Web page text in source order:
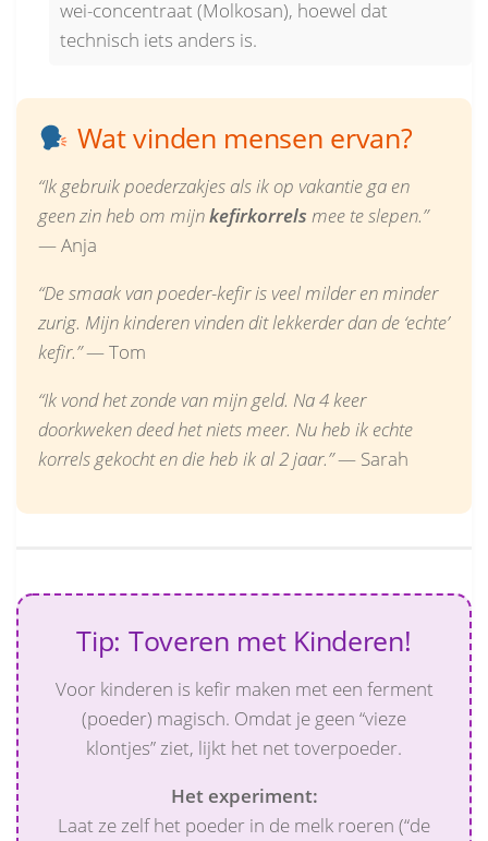
wei-concentraat (Molkosan), hoewel dat
technisch iets anders is.
Wat vinden mensen ervan?
“Ik gebruik poederzakjes als ik op vakantie ga en
geen zin heb om mijnkefirkorrels mee te slepen.”
— Anja
“De smaak van poeder-kefir is veel milder en minder
zurig. Mijn kinderen vinden dit lekkerder dan de ‘echte’
kefir.”— Tom
“Ik vond het zonde van mijn geld. Na 4 keer
doorkweken deed het niets meer. Nu heb ik echte
korrels gekocht en die heb ik al 2 jaar.”— Sarah
Tip: Toveren met Kinderen!
Voor kinderen is kefir maken met een ferment
(poeder) magisch. Omdat je geen “vieze
klontjes” ziet, lijkt het net toverpoeder.
Het experiment:
Laat ze zelf het poeder in de melk roeren (“de